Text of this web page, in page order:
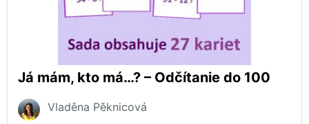
Já mám, kto má…? – Odčítanie do 100
Vladěna Pěknicová